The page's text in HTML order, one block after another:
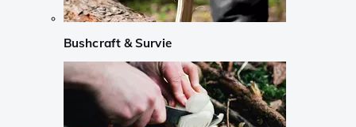
Bushcraft & Survie